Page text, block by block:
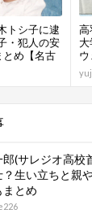
トシ子に逮
・犯人の安
とめ【名古
高
と
郎(サレジオ高校
？生い立ちと親
まとめ